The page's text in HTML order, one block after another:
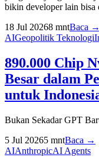
bikin developer lain bisa
18 Jul 20268 mntBaca →
AIGeopolitik Teknologi
890.000 Chip
Besar dalam
untuk
Bukan Sekadar GPT
5 Jul 20265 mntBaca →
AIAnthropicAI Agents